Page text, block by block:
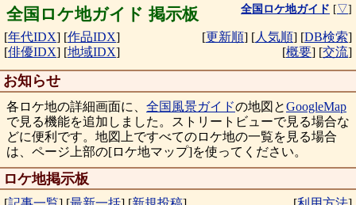
全国ロケ地ガイド 掲示板 全国ロケ地ガイド [▽]
[年代IDX] [作品IDX]
[俳優IDX] [地域IDX]
[更新順] [人気順] [DB検索]
[概要] [交流]
お知らせ
各ロケ地の詳細画面に、 全国風景ガイドの地図とGoogleMap
で見る機能を追加しました。ストリートビューで見る場合な
どに便利です。地図上ですべてのロケ地の一覧を見る場合
は、ページ上部の[ロケ地マップ]を使ってください。
ロケ地掲示板